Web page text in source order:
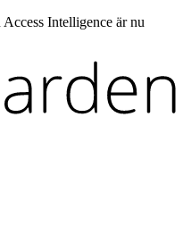
Intelligence är nu